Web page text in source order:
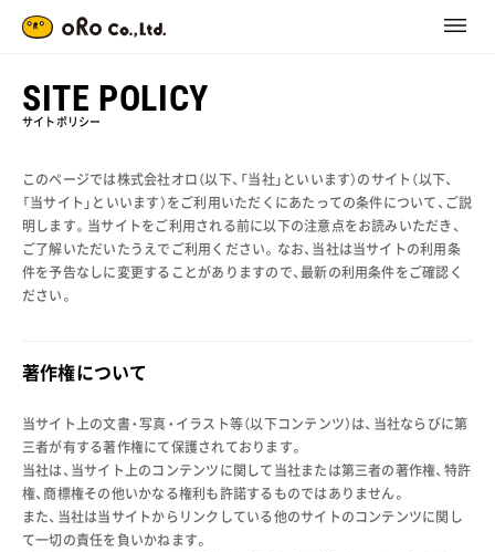
SITE POLICY
サイトポリシー
このページでは株式会社オロ（以下、「当社」といいます）のサイト（以下、
「当サイト」といいます）をご利用いただくにあたっての条件について、ご説
明します。 当サイトをご利用される前に以下の注意点をお読みいただき、
ご了解いただいたうえでご利用ください。 なお、当社は当サイトの利用条
件を予告なしに変更することがありますので、最新の利用条件をご確認く
ださい。
著作権について
当サイト上の文書・写真・イラスト等（以下コンテンツ）は、当社ならびに第
三者が有する著作権にて保護されております。
当社は、当サイト上のコンテンツに関して当社または第三者の著作権、特許
権、商標権その他いかなる権利も許諾するものではありません。
また、当社は当サイトからリンクしている他のサイトのコンテンツに関し
て一切の責任を負いかねます。